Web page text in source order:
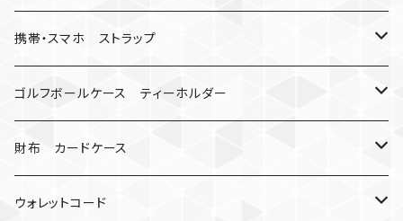
人形
忍者
ミイラ
キャンプ道具
ナット
レザーマン
バックル
マッドマックス
携帯・スマホ ストラップ
ネックストラップ・ショルダーストラップ
ハンドストラップ
リングストラップ
ゴルフボールケース ティーホルダー
ゴルフマーカー
ゴルフボールケース
財布 カードケース
コインケース
ウォレットコード